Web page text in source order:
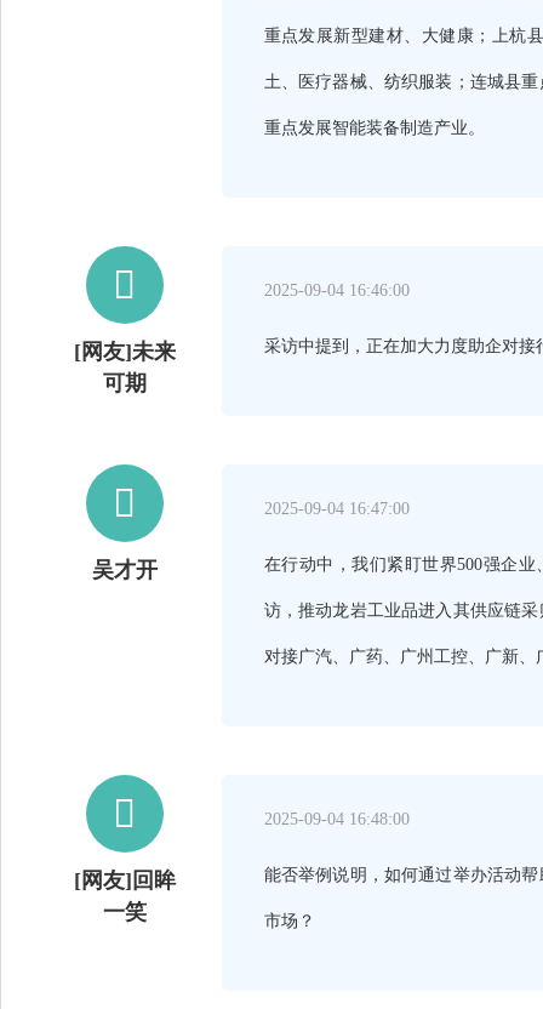
重点发展新型建材、大健康；上杭
土、医疗器械、纺织服装；连城县
重点发展智能装备制造产业。

[网友]未来
可期
2025-09-04 16:46:00
采访中提到，正在加大力度助企对

吴才开
2025-09-04 16:47:00
在行动中，我们紧盯世界500强企
访，推动龙岩工业品进入其供应链
对接广汽、广药、广州工控、广新

[网友]回眸
一笑
2025-09-04 16:48:00
能否举例说明，如何通过举办活动
市场？